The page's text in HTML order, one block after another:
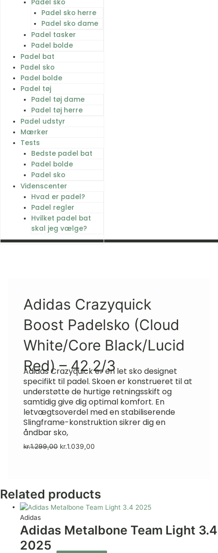
Padel sko
Padel sko herre
Padel sko dame
Padel tasker
Padel bolde
Padel bat
Padel sko
Padel bolde
Padel tøj
Padel tøj dame
Padel tøj herre
Padel udstyr
Mærker
Tests
Bedste padel bat
Padel bolde
Padel sko
Videnscenter
Hvad er padel?
Padel regler
Hvilket padel bat
skal jeg vælge?
Adidas Crazyquick
Boost Padelsko (Cloud
White/Core Black/Lucid
Red) – 42 2/3
Adidas Crazyquick er en let sko designet
specifikt til padel. Skoen er konstrueret til at
understøtte de hurtige retningsskift og
samtidig give dig optimal komfort. En
letvægtsoverdel med en stabiliserende
Slingframe-konstruktion sikrer dig en
åndbar sko,
kr.1.299,00 kr.1.039,00
Related products
Adidas
Adidas Metalbone Team Light 3.4
2025